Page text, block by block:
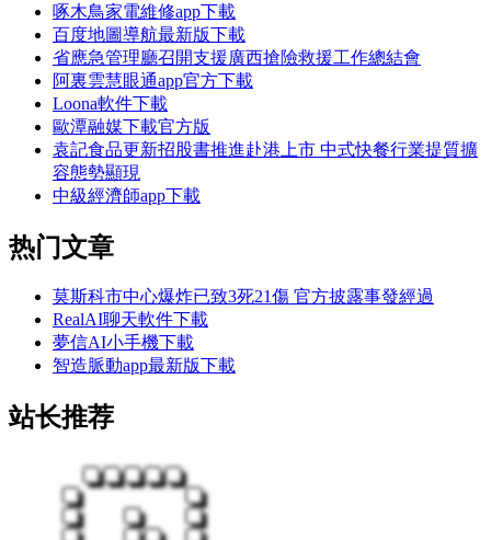
啄木鳥家電維修app下載
百度地圖導航最新版下載
省應急管理廳召開支援廣西搶險救援工作總結會
阿裏雲慧眼通app官方下載
Loona軟件下載
歐潭融媒下載官方版
袁記食品更新招股書推進赴港上市 中式快餐行業提質擴
容態勢顯現
中級經濟師app下載
热门文章
莫斯科市中心爆炸已致3死21傷 官方披露事發經過
RealAI聊天軟件下載
夢信AI小手機下載
智造脈動app最新版下載
站长推荐